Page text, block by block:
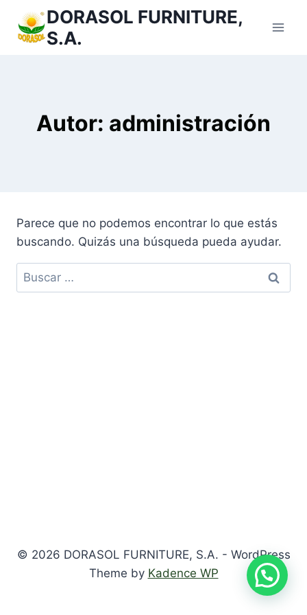
Contenido
DORASOL FURNITURE,
S.A.
Autor: administración
Parece que no podemos encontrar lo que estás
buscando. Quizás una búsqueda pueda ayudar.
Buscar:
© 2026 DORASOL FURNITURE, S.A. - WordPress
Theme by Kadence WP